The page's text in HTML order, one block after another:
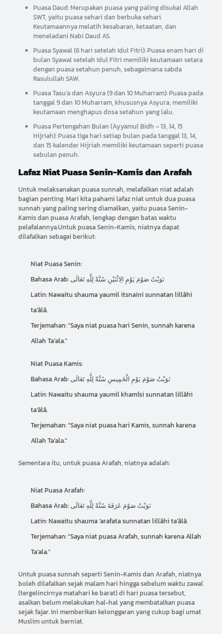
Puasa Daud: Merupakan puasa yang paling disukai Allah
SWT, yaitu puasa sehari dan berbuka sehari.
Keutamaannya melatih kesabaran, ketaatan, dan
meneladani Nabi Daud AS.
Puasa Syawal (6 hari setelah Idul Fitri): Puasa enam hari di
bulan Syawal setelah Idul Fitri memiliki keutamaan setara
dengan puasa setahun penuh, sebagaimana sabda
Rasulullah SAW.
Puasa Tasu’a dan Asyura (9 dan 10 Muharram): Puasa pada
tanggal 9 dan 10 Muharram, khususnya Asyura, memiliki
keutamaan menghapus dosa setahun yang lalu.
Puasa Pertengahan Bulan (Ayyamul Bidh – 13, 14, 15
Hijriah): Puasa tiga hari setiap bulan pada tanggal 13, 14,
dan 15 kalender Hijriah memiliki keutamaan seperti puasa
sebulan penuh.
Lafaz Niat Puasa Senin-Kamis dan Arafah
Untuk melaksanakan puasa sunnah, melafalkan niat adalah
bagian penting. Mari kita pahami lafaz niat untuk dua puasa
sunnah yang paling sering diamalkan, yaitu puasa Senin-
Kamis dan puasa Arafah, lengkap dengan batas waktu
pelafalannya.Untuk puasa Senin-Kamis, niatnya dapat
dilafalkan sebagai berikut:
Niat Puasa Senin:
Bahasa Arab: نَوَيْتُ صَوْمَ يَوْمِ الِاثْنَيْنِ سُنَّةً لِلَّهِ تَعَالَى
Latin: Nawaitu shauma yaumil itsnaini sunnatan lillâhi
ta’âlâ.
Terjemahan: “Saya niat puasa hari Senin, sunnah karena
Allah Ta’ala.”
Niat Puasa Kamis:
Bahasa Arab: نَوَيْتُ صَوْمَ يَوْمِ الْخَمِيسِ سُنَّةً لِلَّهِ تَعَالَى
Latin: Nawaitu shauma yaumil khamîsi sunnatan lillâhi
ta’âlâ.
Terjemahan: “Saya niat puasa hari Kamis, sunnah karena
Allah Ta’ala.”
Sementara itu, untuk puasa Arafah, niatnya adalah:
Niat Puasa Arafah:
Bahasa Arab: نَوَيْتُ صَوْمَ عَرَفَةَ سُنَّةً لِلَّهِ تَعَالَى
Latin: Nawaitu shauma ‘arafata sunnatan lillâhi ta’âlâ.
Terjemahan: “Saya niat puasa Arafah, sunnah karena Allah
Ta’ala.”
Untuk puasa sunnah seperti Senin-Kamis dan Arafah, niatnya
boleh dilafalkan sejak malam hari hingga sebelum waktu zawal
(tergelincirnya matahari ke barat) di hari puasa tersebut,
asalkan belum melakukan hal-hal yang membatalkan puasa
sejak fajar. Ini memberikan kelonggaran yang cukup bagi umat
Muslim untuk berniat.